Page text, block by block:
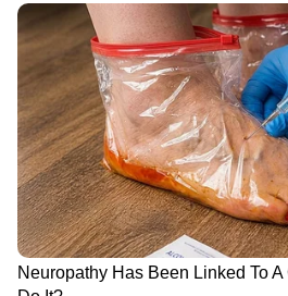
ക്യാമ്പ് നൗവും
കണ്ടു. ഇക്കാലയളവിലെല്ലാം
നഷ്ടപ്പെട്ട് പോയ ദിവസങ്ങള്‍
അറേബ്യൻ നാട്ടിലേക്കുള്ള
അത് ഒഴിവാക്കാനായില്ല.
ഒടുവില്‍ തന്റെ
സാന്റോസിന്റെ മുറ്റത്തേക്ക്